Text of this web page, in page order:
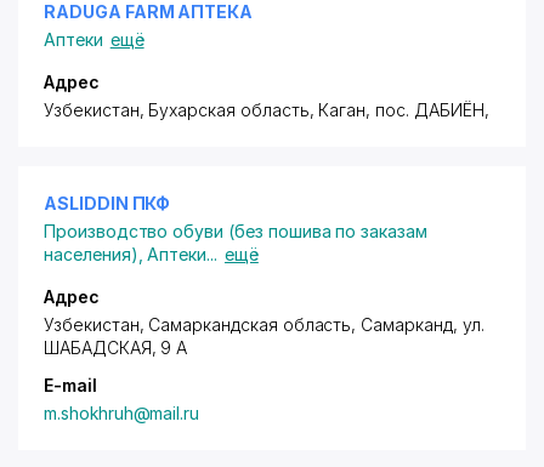
RADUGA FARM АПТЕКА
Аптеки ещё
Адрес
Узбекистан, Бухарская область, Каган, пос. ДАБИЁН,
ASLIDDIN ПКФ
Производство обуви (без пошива по заказам
населения) ,Аптеки... ещё
Адрес
Узбекистан, Самаркандская область, Самарканд, ул.
ШАБАДСКАЯ, 9 А
E-mail
m.shokhruh@mail.ru